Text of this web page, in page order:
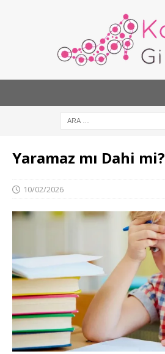
Yaramaz mı Dahi mi?
10/02/2026